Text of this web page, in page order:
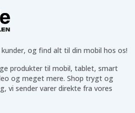
og find alt til din mobil hos os!
produkter til mobil, tablet, smart
og meget mere. Shop trygt og
vi sender varer direkte fra vores